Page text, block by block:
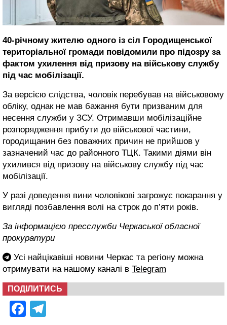
40-річному жителю одного із сіл Городищенської
територіальної громади повідомили про підозру за
фактом ухилення від призову на військову службу
під час мобілізації.
За версією слідства, чоловік перебував на військовому
обліку, однак не мав бажання бути призваним для
несення служби у ЗСУ. Отримавши мобілізаційне
розпорядження прибути до військової частини,
городищанин без поважних причин не прийшов у
зазначений час до районного ТЦК. Такими діями він
ухилився від призову на військову службу під час
мобілізації.
У разі доведення вини чоловікові загрожує покарання у
вигляді позбавлення волі на строк до п’яти років.
За інформацією пресслужби Черкаської обласної
прокуратури
Усі найцікавіші новини Черкас та регіону можна
отримувати на нашому каналі в Telegram
ПОДІЛИТИСЬ
Facebook